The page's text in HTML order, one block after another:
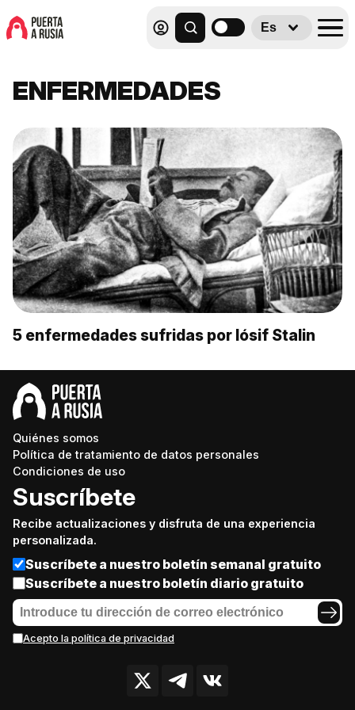
Es
ENFERMEDADES
5 enfermedades sufridas por Iósif Stalin
Quiénes somos
Política de tratamiento de datos personales
Condiciones de uso
Suscríbete
Recibe actualizaciones y disfruta de una experiencia
personalizada.
Suscríbete a nuestro boletín semanal gratuito
Suscríbete a nuestro boletín diario gratuito
Acepto la política de privacidad